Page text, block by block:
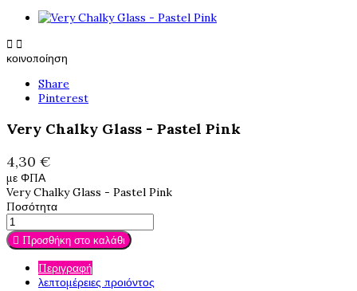
 
κοινοποίηση
Share
Pinterest
Very Chalky Glass - Pastel Pink
4,30 €
με ΦΠΑ
Very Chalky Glass - Pastel Pink
Ποσότητα
 Προσθήκη στο καλάθι
Περιγραφή
λεπτομέρειες προιόντος